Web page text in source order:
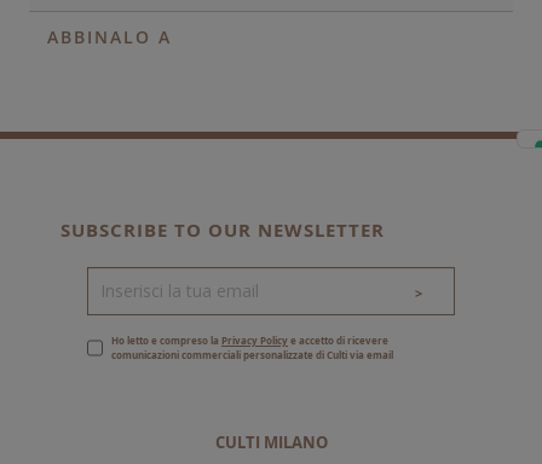
ABBINALO A
CULTI MILANO
SUBSCRIBE TO OUR NEWSLETTER
>
Ho letto e compreso la Privacy Policye accetto di ricevere
comunicazioni commerciali personalizzate di Culti via email